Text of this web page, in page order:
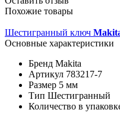
Похожие товары
Шестигранный ключ
Основные характеристики
Бренд Makita
Артикул 783217-7
Размер 5 мм
Тип Шестигранный
Количество в